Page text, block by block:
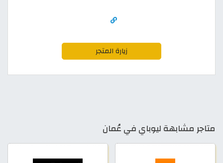
زيارة المتجر
متاجر مشابهة ليوباي في عُمان